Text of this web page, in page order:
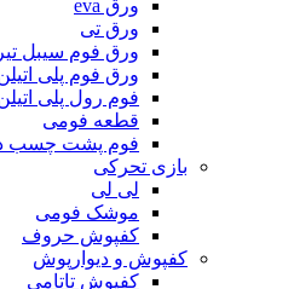
ورق eva
ورق تی
ورق فوم سیبل
ورق فوم پلی
فوم رول پلی
قطعه فومی
فوم پشت چسب
بازی تحرکی
لی لی
موشک فومی
کفپوش حروف
کفپوش و دیوارپوش
کفپوش تاتامی